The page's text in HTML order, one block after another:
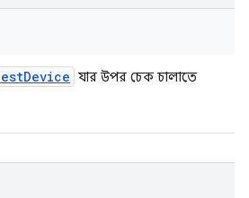
Device যার উপর চেক চালাতে